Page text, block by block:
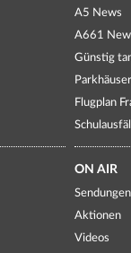
A5 News
A661
Günstig
Parkhäuser
Flugplan
ON AIR
Sendungen
Aktionen
Videos